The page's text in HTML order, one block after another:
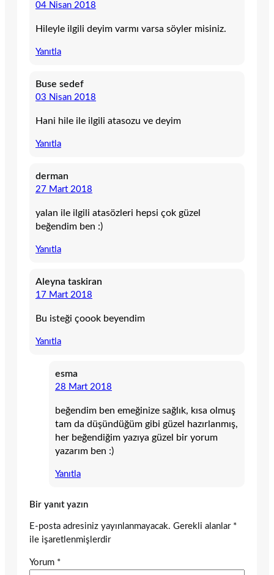
04 Nisan 2018
Hileyle ilgili deyim varmı varsa söyler misiniz.
Yanıtla
Buse sedef
03 Nisan 2018
Hani hile ile ilgili atasozu ve deyim
Yanıtla
derman
27 Mart 2018
yalan ile ilgili atasözleri hepsi çok güzel
beğendim ben :)
Yanıtla
Aleyna taskiran
17 Mart 2018
Bu isteği çoook beyendim
Yanıtla
esma
28 Mart 2018
beğendim ben emeğinize sağlık, kısa olmuş
tam da düşündüğüm gibi güzel hazırlanmış,
her beğendiğim yazıya güzel bir yorum
yazarım ben :)
Yanıtla
Bir yanıt yazın
E-posta adresiniz yayınlanmayacak. Gerekli alanlar *
ile işaretlenmişlerdir
Yorum *